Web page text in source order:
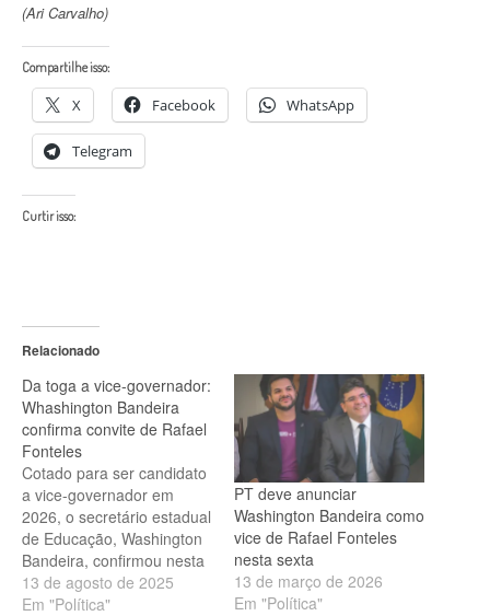
(Ari Carvalho)
Compartilhe isso:
X Facebook WhatsApp
Telegram
Curtir isso:
Relacionado
Da toga a vice-governador:
Whashington Bandeira
confirma convite de Rafael
Fonteles
Cotado para ser candidato
a vice-governador em
2026, o secretário estadual
de Educação, Washington
Bandeira, confirmou nesta
quarta-feira (13) que
recebeu um convite do
13 de agosto de 2025
Em "Política"
PT deve anunciar
Washington Bandeira como
vice de Rafael Fonteles
nesta sexta
13 de março de 2026
Em "Política"